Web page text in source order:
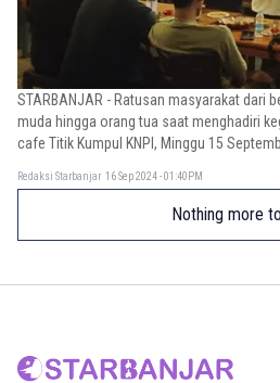
STARBANJAR - Ratusan masyarakat dari
muda hingga orang tua saat menghadiri
cafe Titik Kumpul KNPI, Minggu 15
Redaksi Starbanjar 16 Sep 2024 - 01:40PM
Nothing more